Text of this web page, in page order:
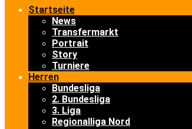
Startseite
News
Transfermarkt
Portrait
Story
Turniere
Herren
Bundesliga
2. Bundesliga
3. Liga
Regionalliga Nord